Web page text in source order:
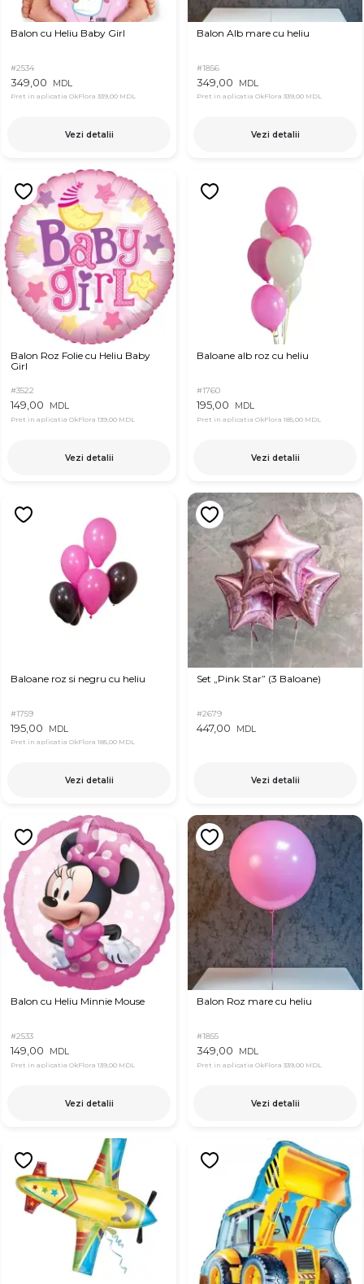
Balon cu Heliu Baby Girl
#2534
349,00 MDL
Pret in aplicatia OkFlora 339,00 MDL
Vezi detalii
Balon Alb mare cu heliu
#1856
349,00 MDL
Pret in aplicatia OkFlora 339,00 MDL
Vezi detalii
Balon Roz Folie cu Heliu Baby
Girl
#3522
149,00 MDL
Pret in aplicatia OkFlora 139,00 MDL
Vezi detalii
Baloane alb roz cu heliu
#1760
195,00 MDL
Pret in aplicatia OkFlora 185,00 MDL
Vezi detalii
Baloane roz si negru cu heliu
#1759
195,00 MDL
Pret in aplicatia OkFlora 185,00 MDL
Vezi detalii
Set „Pink Star” (3 Baloane)
#2679
447,00 MDL
Vezi detalii
Balon cu Heliu Minnie Mouse
#2533
149,00 MDL
Pret in aplicatia OkFlora 139,00 MDL
Vezi detalii
Balon Roz mare cu heliu
#1855
349,00 MDL
Pret in aplicatia OkFlora 339,00 MDL
Vezi detalii